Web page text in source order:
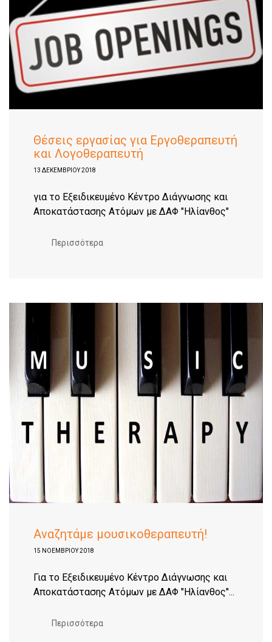
Θέσεις εργασίας για Εργοθεραπευτή
και Λογοθεραπευτή
13 ΔΕΚΕΜΒΡΊΟΥ 2018
για το Εξειδικευμένο Κέντρο Διάγνωσης και
Αποκατάστασης Ατόμων με ΔΑΦ "Ηλίανθος"
Περισσότερα
Αναζητάμε μουσικοθεραπευτή!
15 ΝΟΕΜΒΡΊΟΥ 2018
Για το Εξειδικευμένο Κέντρο Διάγνωσης και
Αποκατάστασης Ατόμων με ΔΑΦ "Ηλίανθος"...
Περισσότερα